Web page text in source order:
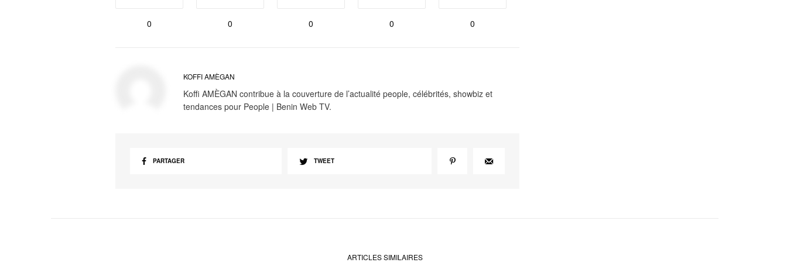
0 0 0 0 0
KOFFI AMÈGAN
Koffi AMÈGAN contribue à la couverture de l’actualité people, célébrités, showbiz et
tendances pour People | Benin Web TV.
PARTAGER TWEET
ARTICLES SIMILAIRES